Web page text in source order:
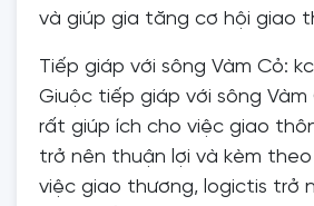
và giúp gia tăng cơ hội giao
Tiếp giáp với sông Vàm Cỏ:
Giuộc tiếp giáp với sông Vàm
rất giúp ích cho việc giao
trở nên thuận lợi và kèm
việc giao thương, logictis trở